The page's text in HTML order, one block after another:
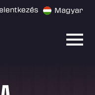
Magyar